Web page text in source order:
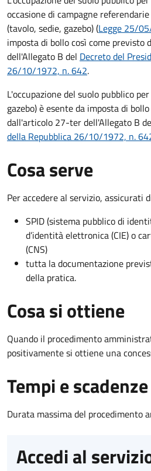
occasione di campagne
(tavolo, sedie, gazebo) (Legge 25/
imposta di bollo così come
dell'Allegato B del Decreto del
26/10/1972, n. 642.
L'occupazione del suolo pubblico
gazebo) è esente da imposta di
dall'articolo 27-ter dell'Allegato B
della Repubblica 26/10/1972, n.
Cosa serve
Per accedere al servizio, assicurati
SPID (sistema pubblico di
d’identità elettronica (CIE) o
(CNS)
tutta la documentazione
della pratica.
Cosa si ottiene
Quando il procedimento
positivamente si ottiene una
Tempi e scadenze
Durata massima del procedimento
Accedi al